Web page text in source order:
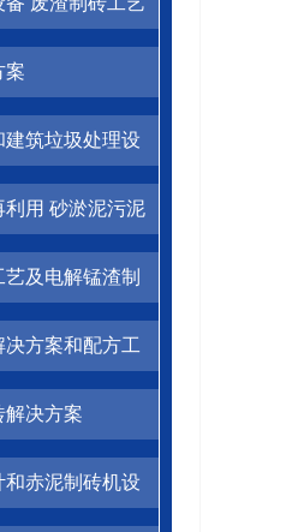
案
筑垃圾处理设
用 砂淤泥污泥
及电解锰渣制
方案和配方工
解决方案
赤泥制砖机设